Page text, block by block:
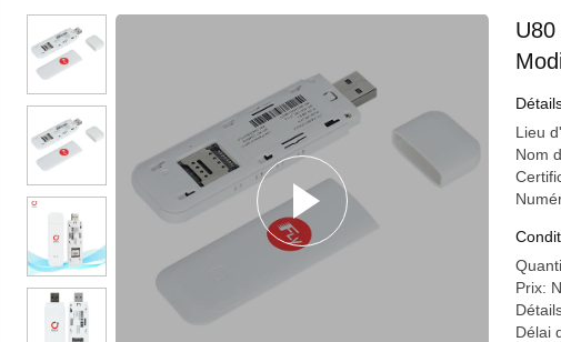
Lieu
Nom
Prix:
Délai